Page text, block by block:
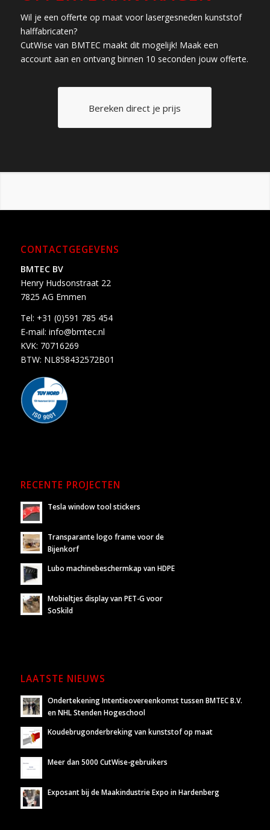
Wil je een offerte op maat voor lasergesneden kunststof
halffabricaten?
CutWise van BMTEC maakt dit mogelijk! Maak een
account aan en ontvang binnen 10 seconden jouw offerte.
Bereken direct je prijs
CONTACTGEGEVENS
BMTEC BV
Henry Hudsonstraat 22
7825 AG Emmen
Tel: +31 (0)591 785 454
E-mail: info@bmtec.nl
KVK: 70716269
BTW: NL858432572B01
RECENTE PROJECTEN
Tesla window tool stickers
Transparante logo frame voor de
Bijenkorf
Lubo machinebeschermkap van HDPE
Mobieltjes display van PET-G voor
SoSkild
LAATSTE NIEUWS
Ondertekening Intentieovereenkomst tussen BMTEC B.V.
en NHL Stenden Hogeschool
Koudebrugonderbreking van kunststof op maat
Meer dan 5000 CutWise-gebruikers
Exposant bij de Maakindustrie Expo in Hardenberg